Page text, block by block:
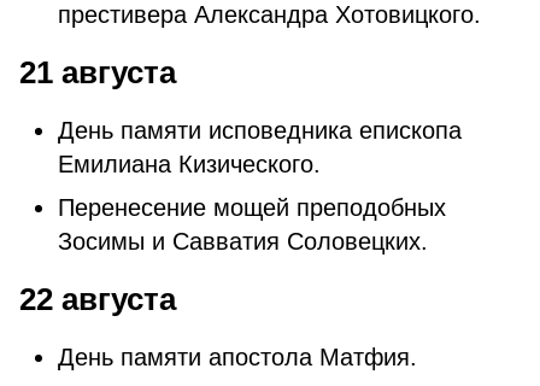
престивера Александра Хотовицкого.
21 августа
День памяти исповедника епископа
Емилиана Кизического.
Перенесение мощей преподобных
Зосимы и Савватия Соловецких.
22 августа
День памяти апостола Матфия.